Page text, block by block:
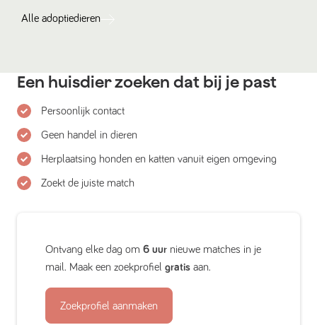
Alle adoptiedieren
Een huisdier zoeken dat bij je past
Persoonlijk contact
Geen handel in dieren
Herplaatsing honden en katten vanuit eigen omgeving
Zoekt de juiste match
Ontvang elke dag om 6 uur nieuwe matches in je
mail. Maak een zoekprofiel gratis aan.
Zoekprofiel aanmaken